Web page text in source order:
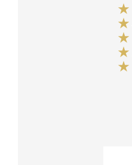
★
★
★
★
★